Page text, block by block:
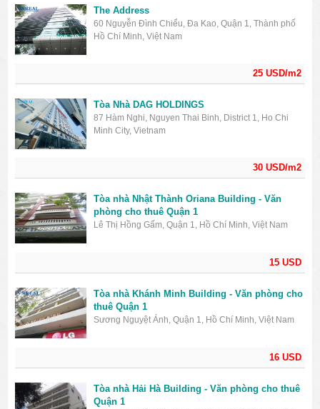
25 USD/m2
The Address
60 Nguyễn Đình Chiểu, Đa Kao, Quận 1, Thành phố
Hồ Chí Minh, Việt Nam
30 USD/m2
Tòa Nhà DAG HOLDINGS
87 Hàm Nghi, Nguyen Thai Binh, District 1, Ho Chi
Minh City, Vietnam
15 USD
Tòa nhà Nhật Thành Oriana Building - Văn
phòng cho thuê Quận 1
Lê Thị Hồng Gấm, Quận 1, Hồ Chí Minh, Việt Nam
16 USD
Tòa nhà Khánh Minh Building - Văn phòng cho
thuê Quận 1
Sương Nguyệt Ánh, Quận 1, Hồ Chí Minh, Việt Nam
Tòa nhà Hải Hà Building - Văn phòng cho thuê
Quận 1